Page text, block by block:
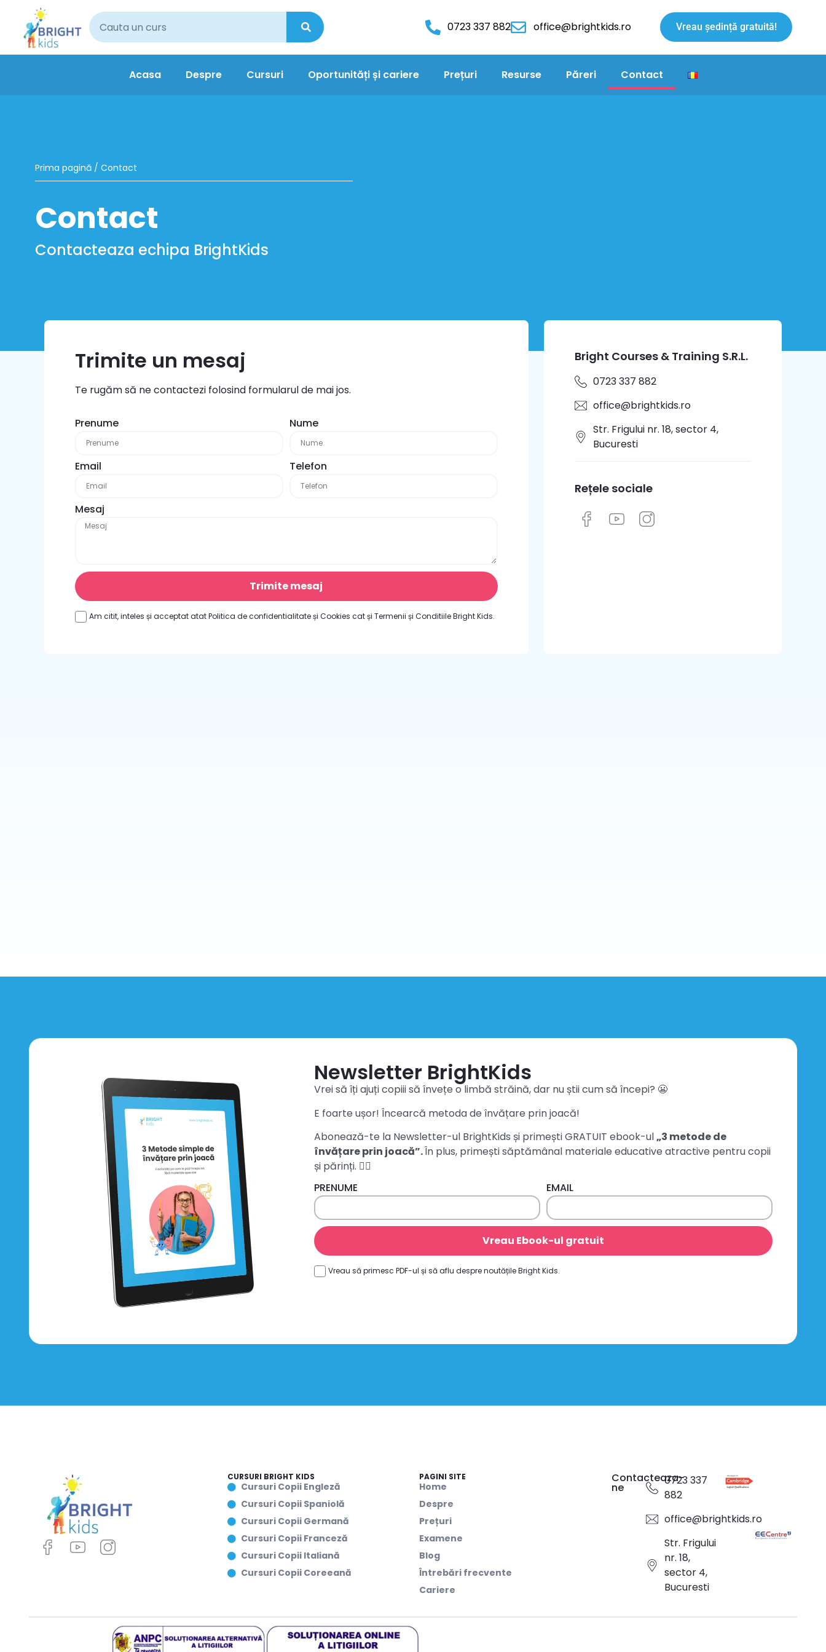
0723 337 882 office@brightkids.ro Vreau ședință gratuită!
Acasa Despre Cursuri Oportunități și cariere Prețuri Resurse Păreri Contact
Prima pagină / Contact
Contact​
Contacteaza echipa BrightKids
Trimite un mesaj​
Te rugăm să ne contactezi folosind formularul de mai jos.
Prenume Nume
Email Telefon
Mesaj
Am citit, inteles și acceptat atat Politica de confidentialitate și Cookies cat și Termenii și Conditiile Bright Kids.
Trimite mesaj
Bright Courses & Training S.R.L.
0723 337 882
office@brightkids.ro
Str. Frigului nr. 18, sector 4,
Bucuresti
Rețele sociale
Newsletter BrightKids
Vrei să îți ajuți copiii să învețe o limbă străină, dar nu știi cum să începi? 😬
E foarte ușor! Încearcă metoda de învățare prin joacă!
Abonează-te la Newsletter-ul BrightKids și primești GRATUIT ebook-ul„3 metode de
învățare prin joacă”.În plus, primești săptămânal materiale educative atractive pentru copii
și părinți. 👍🏻
PRENUME
EMAIL
Vreau să primesc PDF-ul și să aflu despre noutățile Bright Kids.
Vreau Ebook-ul gratuit
CURSURI BRIGHT KIDS
Cursuri Copii Engleză
Cursuri Copii Spaniolă
Cursuri Copii Germană
Cursuri Copii Franceză
Cursuri Copii Italiană
Cursuri Copii Coreeană
PAGINI SITE
Home
Despre
Prețuri
Examene
Blog
Întrebări frecvente
Cariere
Contacteaza-
ne
0723 337
882
office@brightkids.ro
Str. Frigului
nr. 18,
sector 4,
Bucuresti